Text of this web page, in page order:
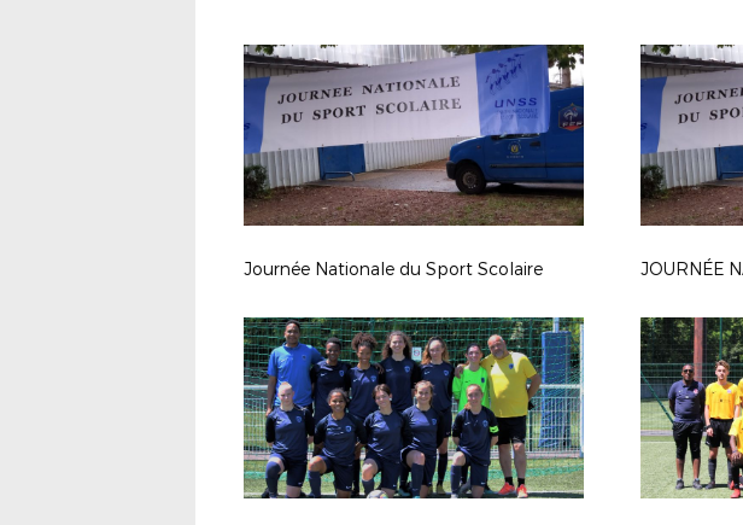
Journée Nationale du Sport Scolaire